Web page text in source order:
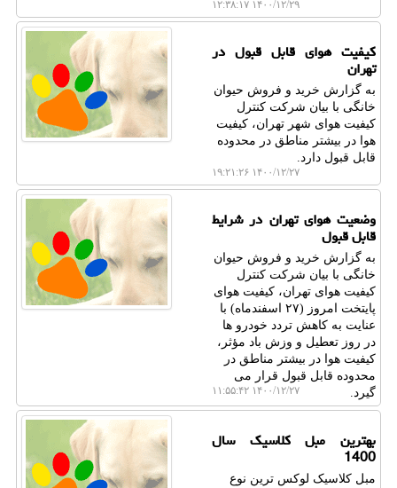
۱۴۰۰/۱۲/۲۹ ۱۲:۳۸:۱۷
کیفیت هوای قابل قبول در
تهران
به گزارش خرید و فروش حیوان
خانگی با بیان شرکت کنترل
کیفیت هوای شهر تهران، کیفیت
هوا در بیشتر مناطق در محدوده
قابل قبول دارد.
۱۴۰۰/۱۲/۲۷ ۱۹:۲۱:۲۶
وضعیت هوای تهران در شرایط
قابل قبول
به گزارش خرید و فروش حیوان
خانگی با بیان شرکت کنترل
کیفیت هوای تهران، کیفیت هوای
پایتخت امروز (۲۷ اسفندماه) با
عنایت به کاهش تردد خودرو ها
در روز تعطیل و وزش باد مؤثر،
کیفیت هوا در بیشتر مناطق در
محدوده قابل قبول قرار می
گیرد.
۱۴۰۰/۱۲/۲۷ ۱۱:۵۵:۴۲
بهترین مبل کلاسیک سال
1400
مبل کلاسیک لوکس ترین نوع